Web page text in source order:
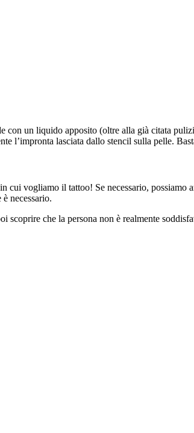
un liquido apposito (oltre alla già citata
l’impronta lasciata dallo stencil sulla pelle.
in cui vogliamo il tattoo! Se necessario, possiamo
necessario.
scoprire che la persona non è realmente